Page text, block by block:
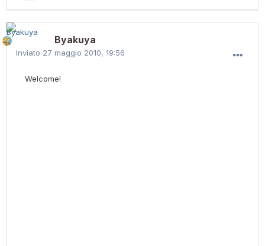
Byakuya
Inviato 27 maggio 2010, 19:56
Welcome!